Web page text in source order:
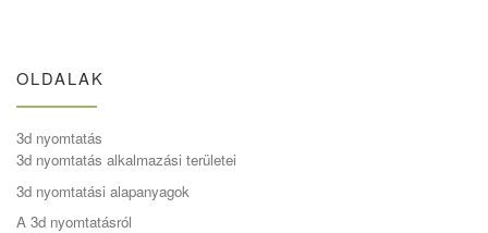
OLDALAK
3d nyomtatás
3d nyomtatás alkalmazási területei
3d nyomtatási alapanyagok
A 3d nyomtatásról